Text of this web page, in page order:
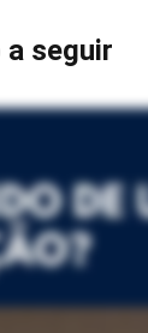
seguir